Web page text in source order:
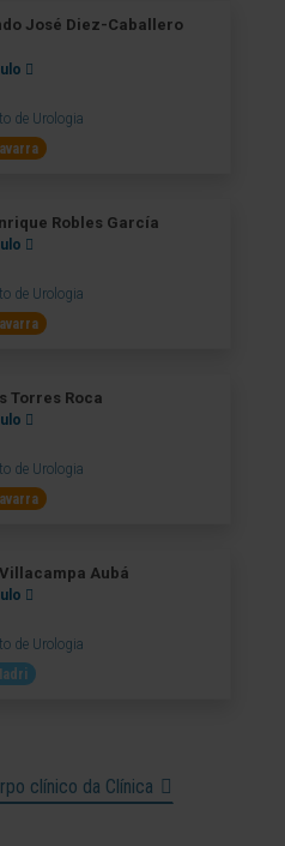
José Diez-Caballero
de Urologia
Robles García
de Urologia
Torres Roca
de Urologia
Aubá
de Urologia
clínico da Clínica